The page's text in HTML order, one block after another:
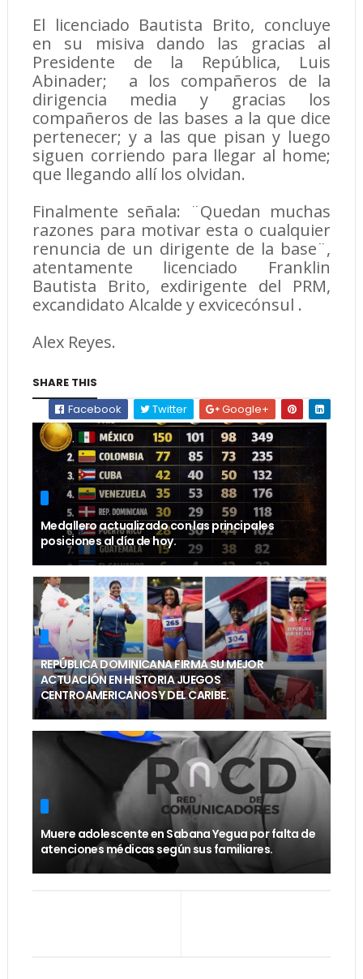
El licenciado Bautista Brito, concluye
en su misiva dando las gracias al
Presidente de la República, Luis
Abinader; a los compañeros de la
dirigencia media y gracias los
compañeros de las bases a la que dice
pertenecer; y a las que pisan y luego
siguen corriendo para llegar al home;
que llegando allí los olvidan.
Finalmente señala: ¨Quedan muchas
razones para motivar esta o cualquier
renuncia de un dirigente de la base¨,
atentamente licenciado Franklin
Bautista Brito, exdirigente del PRM,
excandidato Alcalde y exvicecónsul .
Alex Reyes.
SHARE THIS
Facebook
Twitter Google+
Medallero actualizado con las principales
posiciones al día de hoy.
REPÚBLICA DOMINICANA FIRMA SU MEJOR
ACTUACIÓN EN HISTORIA JUEGOS
CENTROAMERICANOS Y DEL CARIBE.
Muere adolescente en Sabana Yegua por falta de
atenciones médicas según sus familiares.